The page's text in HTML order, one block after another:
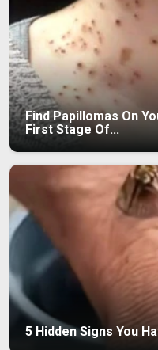
Find Papillomas On
First Stage Of...
5 Hidden Signs You